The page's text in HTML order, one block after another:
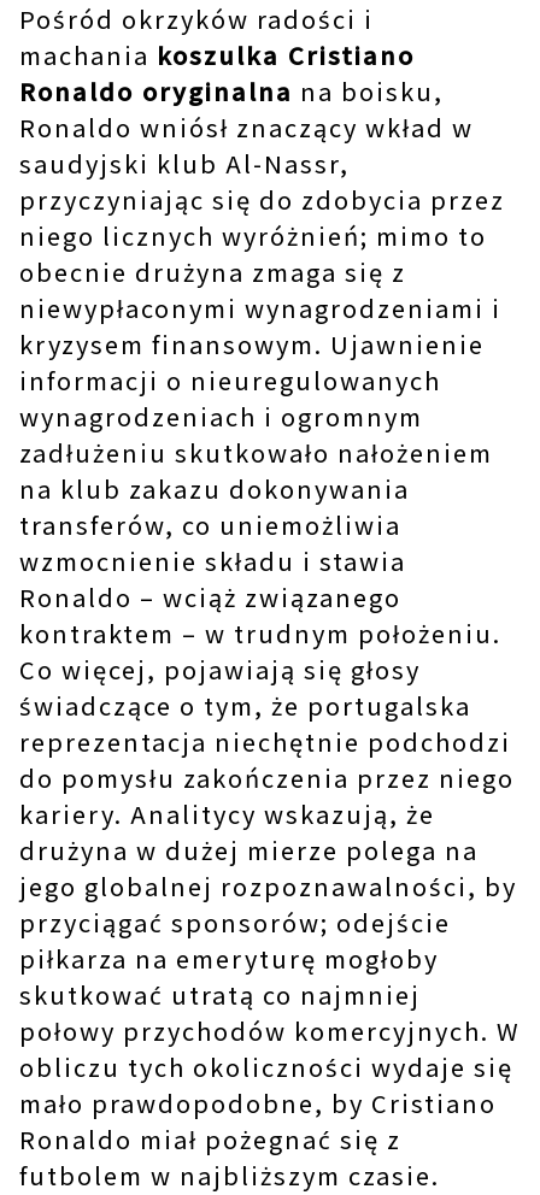
Pośród okrzyków radości i
machania koszulka Cristiano
Ronaldo oryginalna na boisku,
Ronaldo wniósł znaczący wkład w
saudyjski klub Al-Nassr,
przyczyniając się do zdobycia przez
niego licznych wyróżnień; mimo to
obecnie drużyna zmaga się z
niewypłaconymi wynagrodzeniami i
kryzysem finansowym. Ujawnienie
informacji o nieuregulowanych
wynagrodzeniach i ogromnym
zadłużeniu skutkowało nałożeniem
na klub zakazu dokonywania
transferów, co uniemożliwia
wzmocnienie składu i stawia
Ronaldo – wciąż związanego
kontraktem – w trudnym położeniu.
Co więcej, pojawiają się głosy
świadczące o tym, że portugalska
reprezentacja niechętnie podchodzi
do pomysłu zakończenia przez niego
kariery. Analitycy wskazują, że
drużyna w dużej mierze polega na
jego globalnej rozpoznawalności, by
przyciągać sponsorów; odejście
piłkarza na emeryturę mogłoby
skutkować utratą co najmniej
połowy przychodów komercyjnych. W
obliczu tych okoliczności wydaje się
mało prawdopodobne, by Cristiano
Ronaldo miał pożegnać się z
futbolem w najbliższym czasie.